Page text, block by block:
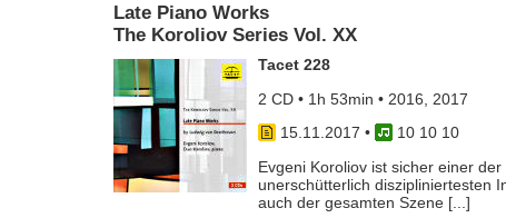
Late Piano Works
The Koroliov Series Vol. XX
Tacet 228
2 CD • 1h 53min • 2016, 2017
15.11.2017 •
10 10 10
Evgeni Koroliov ist sicher einer
unerschütterlich diszipliniertesten
auch der gesamten Szene [...]